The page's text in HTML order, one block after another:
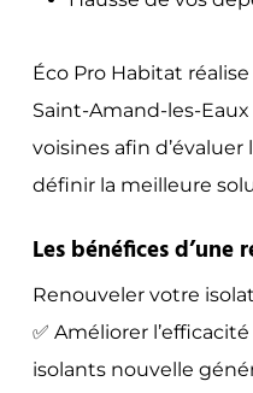
Éco Pro Habitat
Saint-Amand-les-
voisines afin
définir la meilleure
Les bénéfices d’une
Renouveler votre
✅ Améliorer
isolants nouvelle